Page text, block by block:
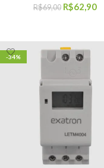
R$69,00 R$62,90
-34%